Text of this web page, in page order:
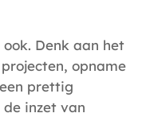
Denk aan het
opname
prettig
inzet van